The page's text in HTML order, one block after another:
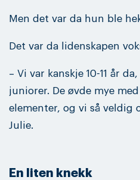
Men det var da hun ble
Det var da lidenskapen
– Vi var kanskje 10-11 år
juniorer. De øvde mye
elementer, og vi så veldig
Julie.
En liten knekk